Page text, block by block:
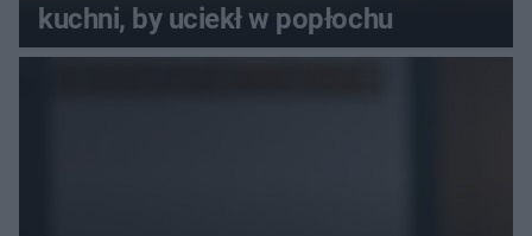
kuchni, by uciekł w popłochu